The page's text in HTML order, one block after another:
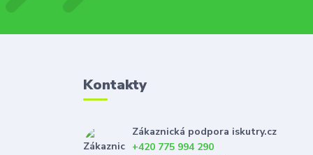
Kontakty
Zákaznická podpora iskutry.cz
+420 775 994 290